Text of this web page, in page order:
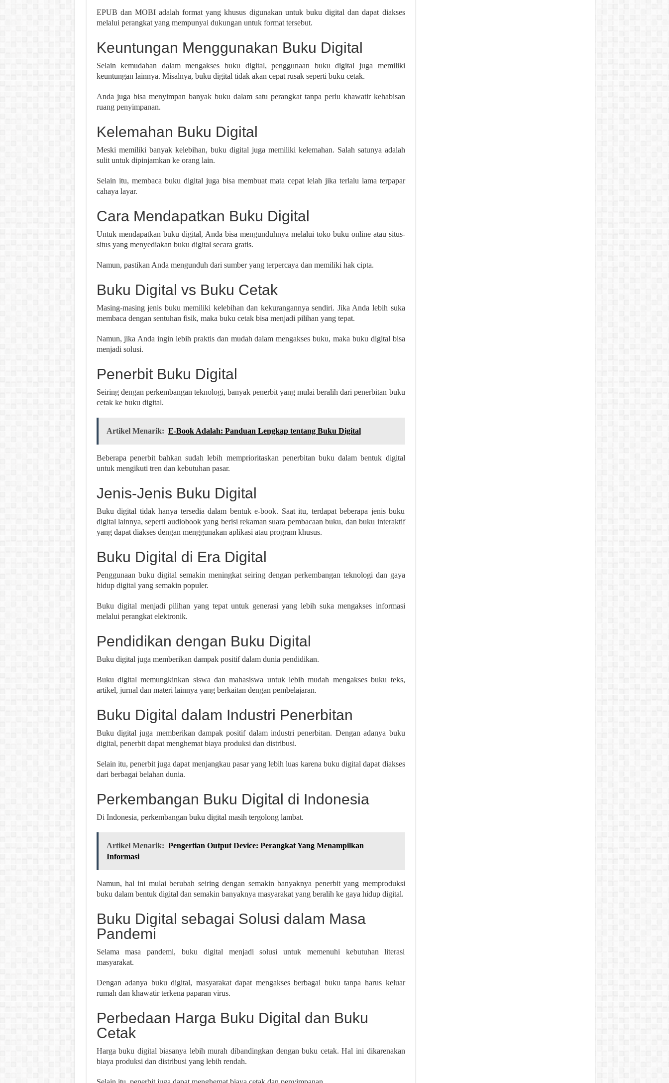
EPUB dan MOBI adalah format yang khusus digunakan untuk buku digital dan dapat diakses
melalui perangkat yang mempunyai dukungan untuk format tersebut.
Keuntungan Menggunakan Buku Digital
Selain kemudahan dalam mengakses buku digital, penggunaan buku digital juga memiliki
keuntungan lainnya. Misalnya, buku digital tidak akan cepat rusak seperti buku cetak.
Anda juga bisa menyimpan banyak buku dalam satu perangkat tanpa perlu khawatir kehabisan
ruang penyimpanan.
Kelemahan Buku Digital
Meski memiliki banyak kelebihan, buku digital juga memiliki kelemahan. Salah satunya adalah
sulit untuk dipinjamkan ke orang lain.
Selain itu, membaca buku digital juga bisa membuat mata cepat lelah jika terlalu lama terpapar
cahaya layar.
Cara Mendapatkan Buku Digital
Untuk mendapatkan buku digital, Anda bisa mengunduhnya melalui toko buku online atau situs-
situs yang menyediakan buku digital secara gratis.
Namun, pastikan Anda mengunduh dari sumber yang terpercaya dan memiliki hak cipta.
Buku Digital vs Buku Cetak
Masing-masing jenis buku memiliki kelebihan dan kekurangannya sendiri. Jika Anda lebih suka
membaca dengan sentuhan fisik, maka buku cetak bisa menjadi pilihan yang tepat.
Namun, jika Anda ingin lebih praktis dan mudah dalam mengakses buku, maka buku digital bisa
menjadi solusi.
Penerbit Buku Digital
Seiring dengan perkembangan teknologi, banyak penerbit yang mulai beralih dari penerbitan buku
cetak ke buku digital.
Artikel Menarik: E-Book Adalah: Panduan Lengkap tentang Buku Digital
Beberapa penerbit bahkan sudah lebih memprioritaskan penerbitan buku dalam bentuk digital
untuk mengikuti tren dan kebutuhan pasar.
Jenis-Jenis Buku Digital
Buku digital tidak hanya tersedia dalam bentuk e-book. Saat itu, terdapat beberapa jenis buku
digital lainnya, seperti audiobook yang berisi rekaman suara pembacaan buku, dan buku interaktif
yang dapat diakses dengan menggunakan aplikasi atau program khusus.
Buku Digital di Era Digital
Penggunaan buku digital semakin meningkat seiring dengan perkembangan teknologi dan gaya
hidup digital yang semakin populer.
Buku digital menjadi pilihan yang tepat untuk generasi yang lebih suka mengakses informasi
melalui perangkat elektronik.
Pendidikan dengan Buku Digital
Buku digital juga memberikan dampak positif dalam dunia pendidikan.
Buku digital memungkinkan siswa dan mahasiswa untuk lebih mudah mengakses buku teks,
artikel, jurnal dan materi lainnya yang berkaitan dengan pembelajaran.
Buku Digital dalam Industri Penerbitan
Buku digital juga memberikan dampak positif dalam industri penerbitan. Dengan adanya buku
digital, penerbit dapat menghemat biaya produksi dan distribusi.
Selain itu, penerbit juga dapat menjangkau pasar yang lebih luas karena buku digital dapat diakses
dari berbagai belahan dunia.
Perkembangan Buku Digital di Indonesia
Di Indonesia, perkembangan buku digital masih tergolong lambat.
Artikel Menarik: Pengertian Output Device: Perangkat Yang Menampilkan
Informasi
Namun, hal ini mulai berubah seiring dengan semakin banyaknya penerbit yang memproduksi
buku dalam bentuk digital dan semakin banyaknya masyarakat yang beralih ke gaya hidup digital.
Buku Digital sebagai Solusi dalam Masa
Pandemi
Selama masa pandemi, buku digital menjadi solusi untuk memenuhi kebutuhan literasi
masyarakat.
Dengan adanya buku digital, masyarakat dapat mengakses berbagai buku tanpa harus keluar
rumah dan khawatir terkena paparan virus.
Perbedaan Harga Buku Digital dan Buku
Cetak
Harga buku digital biasanya lebih murah dibandingkan dengan buku cetak. Hal ini dikarenakan
biaya produksi dan distribusi yang lebih rendah.